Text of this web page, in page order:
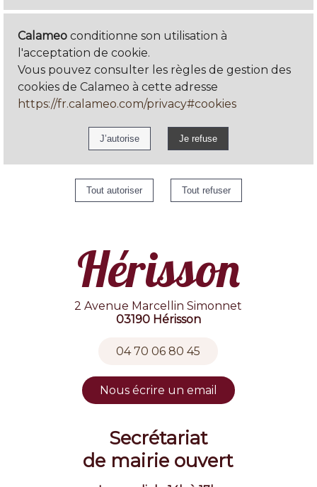
Calameo conditionne son utilisation à
l'acceptation de cookie.
Vous pouvez consulter les règles de gestion des
cookies de Calameo à cette adresse
https://fr.calameo.com/privacy#cookies
Hérisson
2 Avenue Marcellin Simonnet
03190 Hérisson
04 70 06 80 45
Nous écrire un email
Secrétariat
de mairie ouvert